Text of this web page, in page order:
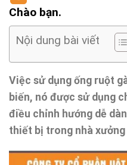
Chào bạn.
Nội dung bài viết
Việc sử dụng ống ruột
biến, nó được sử dụng
điều chỉnh hướng dễ
thiết bị trong nhà xưởng